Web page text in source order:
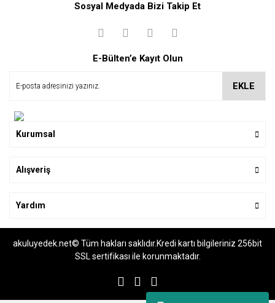
Sosyal Medyada Bizi Takip Et
E-Bülten’e Kayıt Olun
EKLE
Kurumsal
Alışveriş
Yardım
akuluyedek.net© Tüm hakları saklıdır.Kredi kartı bilgileriniz 256bit
SSL sertifikası ile korunmaktadır.